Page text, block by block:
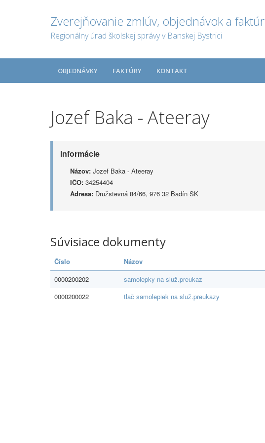
Zverejňovanie zmlúv, objednávok a faktúr
Regionálny úrad školskej správy v Banskej Bystrici
OBJEDNÁVKY FAKTÚRY KONTAKT
Jozef Baka - Ateeray
Informácie
Názov: Jozef Baka - Ateeray
IČO: 34254404
Adresa: Družstevná 84/66, 976 32 Badín SK
Súvisiace dokumenty
Číslo Názov
0000200202
samolepky na služ.preukaz
0000200022
tlač samolepiek na služ.preukazy